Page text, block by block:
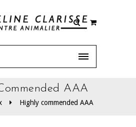
AAA
Highly commended AAA